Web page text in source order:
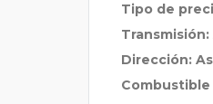
Tipo de
Dirección:
Combustible